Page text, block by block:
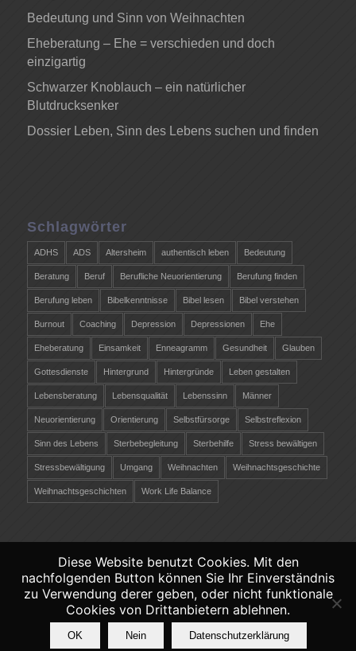
Bedeutung und Sinn von Weihnachten
Eheberatung – Ehe = verschieden und doch
einzigartig
Schwarzer Knoblauch – ein natürlicher
Blutdrucksenker
Dossier Leben, Sinn des Lebens suchen und finden
Schlagwörter
ADHS ADS Altersheim authentisch leben Bedeutung
Beratung Beruf Berufliche Neuorientierung Berufung finden
Berufung leben Bibelkenntnisse Bibel lesen Bibel verstehen
Burnout Coaching Depression Depressionen Ehe
Eheberatung Einsamkeit Enneagramm Gesundheit Glauben
Gottesdienste Hintergrund Hintergründe Leben gestalten
Lebensberatung Lebensqualität Lebenssinn Männer
Neuorientierung Orientierung Selbstfürsorge Selbstreflexion
Sinn des Lebens Sterbebegleitung Sterbehilfe Stress bewältigen
Stressbewältigung Umgang Weihnachten Weihnachtsgeschichte
Weihnachtsgeschichten Work Life Balance
©Copyright 2026 - Christliche-Lebensberatung.ch
Verantwortlich räber coaching &
persönlichkeitsentwicklung -Datenschutz-
Impressum
Diese Website benutzt Cookies. Mit den
nachfolgenden Button können Sie Ihr Einverständnis
zu Verwendung derer geben, oder nicht funktionale
Cookies von Drittanbietern ablehnen.
OK Nein Datenschutzerklärung